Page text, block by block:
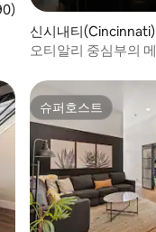
(5점 만점), 후기 190개
신시내티(Cincinnati)
미니엄
오티알리 중심부의
슈퍼호스트
슈퍼호스트